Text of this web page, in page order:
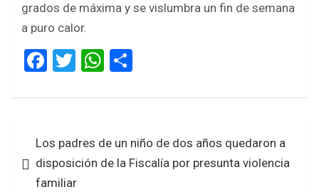
grados de máxima y se vislumbra un fin de semana
a puro calor.
F
ce
o
o
T
tt
W
at
A
p
ar
entradas
Los padres de un niño de dos años quedaron a
disposición de la Fiscalía por presunta violencia
familiar